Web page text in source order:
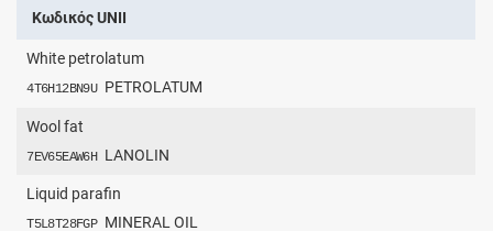
Κωδικός UNII
White petrolatum
4T6H12BN9U PETROLATUM
Wool fat
7EV65EAW6H LANOLIN
Liquid parafin
T5L8T28FGP MINERAL OIL